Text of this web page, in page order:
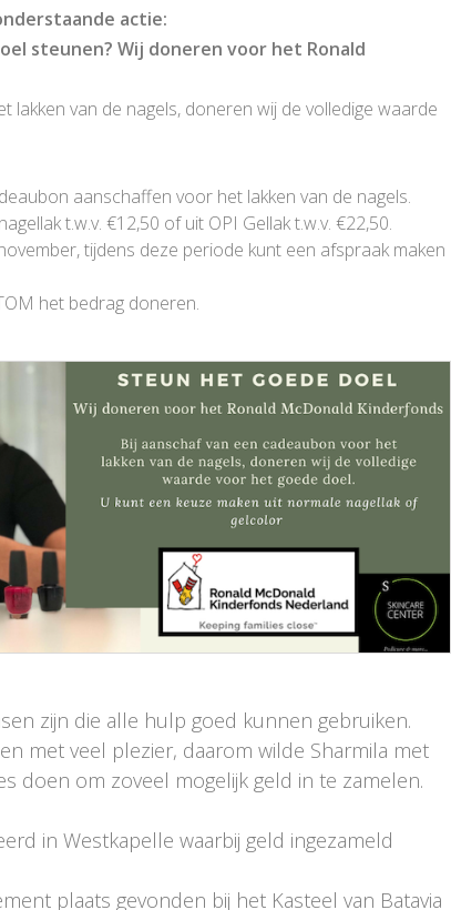
actie:
steunen? Wij doneren voor het Ronald
lakken van de nagels, doneren wij de volledige waarde
aanschaffen voor het lakken van de nagels.
t.w.v. €12,50 of uit OPI Gellak t.w.v. €22,50.
tijdens deze periode kunt een afspraak maken
het bedrag doneren.
zijn die alle hulp goed kunnen gebruiken.
met veel plezier, daarom wilde Sharmila met
doen om zoveel mogelijk geld in te zamelen.
in Westkapelle waarbij geld ingezameld
plaats gevonden bij het Kasteel van Batavia